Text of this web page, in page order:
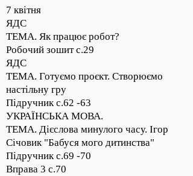
7 квітня
ЯДС
ТЕМА. Як працює робот?
Робочий зошит с.29
ЯДС
ТЕМА. Готуємо проєкт. Створюємо
настільну гру
Підручник с.62 -63
УКРАЇНСЬКА МОВА.
ТЕМА. Дієслова минулого часу. Ігор
Січовик "Бабуся мого дитинства"
Підручник с.69 -70
Вправа 3 с.70